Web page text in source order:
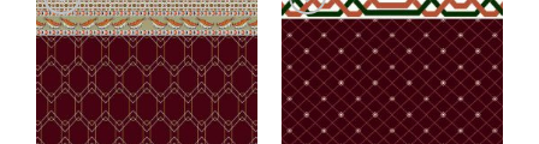
افزودن
به
علاقه
مندی
ها
افزودن
به
علاقه
مندی
ها